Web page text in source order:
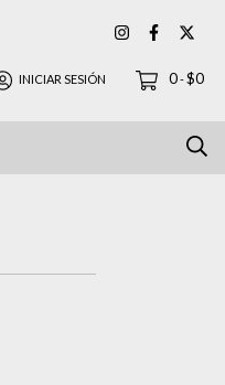
INICIAR SESIÓN 0-$0